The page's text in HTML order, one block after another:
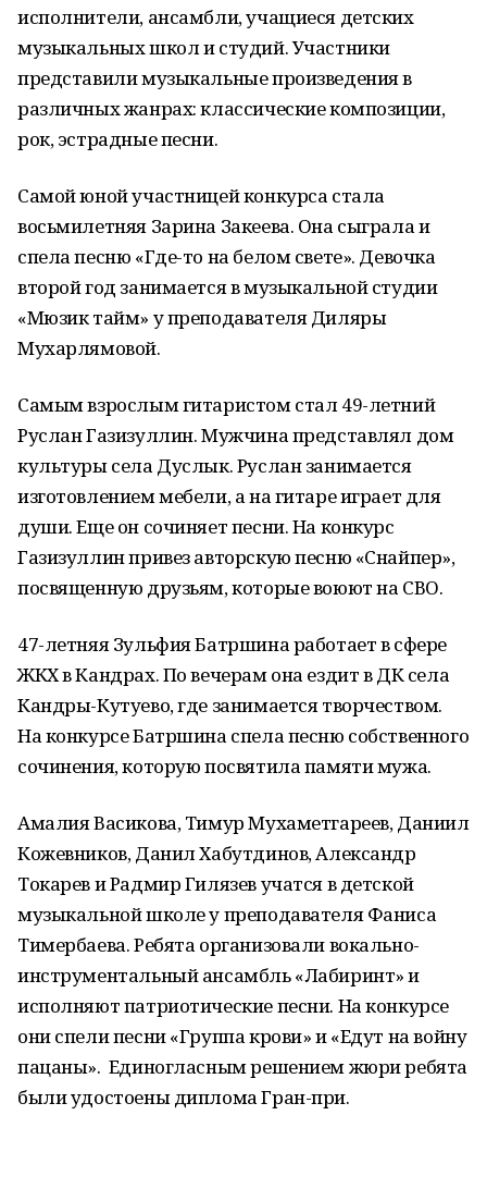
исполнители, ансамбли, учащиеся детских
музыкальных школ и студий. Участники
представили музыкальные произведения в
различных жанрах: классические композиции,
рок, эстрадные песни.
Самой юной участницей конкурса стала
восьмилетняя Зарина Закеева. Она сыграла и
спела песню «Где-то на белом свете». Девочка
второй год занимается в музыкальной студии
«Мюзик тайм» у преподавателя Диляры
Мухарлямовой.
Самым взрослым гитаристом стал 49-летний
Руслан Газизуллин. Мужчина представлял дом
культуры села Дуслык. Руслан занимается
изготовлением мебели, а на гитаре играет для
души. Еще он сочиняет песни. На конкурс
Газизуллин привез авторскую песню «Снайпер»,
посвященную друзьям, которые воюют на СВО.
47-летняя Зульфия Батршина работает в сфере
ЖКХ в Кандрах. По вечерам она ездит в ДК села
Кандры-Кутуево, где занимается творчеством.
На конкурсе Батршина спела песню собственного
сочинения, которую посвятила памяти мужа.
Амалия Васикова, Тимур Мухаметгареев, Даниил
Кожевников, Данил Хабутдинов, Александр
Токарев и Радмир Гилязев учатся в детской
музыкальной школе у преподавателя Фаниса
Тимербаева. Ребята организовали вокально-
инструментальный ансамбль «Лабиринт» и
исполняют патриотические песни. На конкурсе
они спели песни «Группа крови» и «Едут на войну
пацаны». Единогласным решением жюри ребята
были удостоены диплома Гран-при.